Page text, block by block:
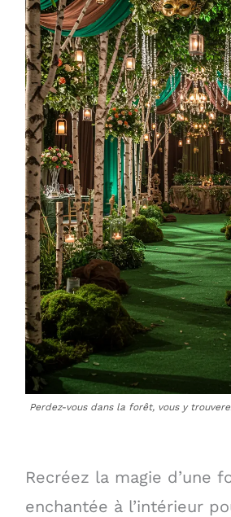
Perdez-vous dans la forêt, vous y
Recréez la magie d’une
enchantée à l’intérieur